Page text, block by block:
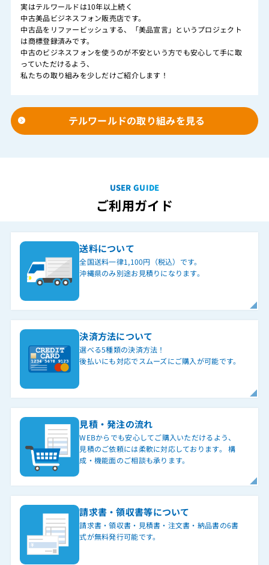
実はテルワールドは10年以上続く
中古美品ビジネスフォン販売店です。
中古品をリファービッシュする、「美品宣言」というプロジェクト
は商標登録済みです。
中古のビジネスフォンを使うのが不安という方でも安心して手に取
っていただけるよう、
私たちの取り組みを少しだけご紹介します！
テルワールドの取り組みを見る
USER GUIDE
ご利用ガイド
送料について
全国送料一律1,100円（税込）です。
沖縄県のみ別途お見積りになります。
決済方法について
選べる5種類の決済方法！
後払いにも対応でスムーズにご購入が可能です。
見積・発注の流れ
WEBからでも安心してご購入いただけるよう、
見積のご依頼には柔軟に対応しております。 構
成・機能面のご相談も承ります。
請求書・領収書等について
請求書・領収書・見積書・注文書・納品書の6書
式が無料発行可能です。